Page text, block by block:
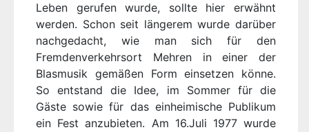
Leben gerufen wurde, sollte hier erwähnt
werden. Schon seit längerem wurde darüber
nachgedacht, wie man sich für den
Fremdenverkehrsort Mehren in einer der
Blasmusik gemäßen Form einsetzen könne.
So entstand die Idee, im Sommer für die
Gäste sowie für das einheimische Publikum
ein Fest anzubieten. Am 16.Juli 1977 wurde